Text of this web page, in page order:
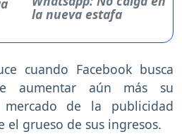
la nueva estafa
cuando Facebook busca
aumentar aún más su
de la publicidad
el grueso de sus ingresos.